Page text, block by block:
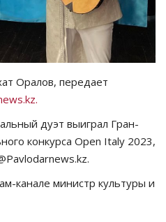
Оралов, передает
дуэт выиграл Гран-
конкурса Open Italy 2023,
канале министр культуры и